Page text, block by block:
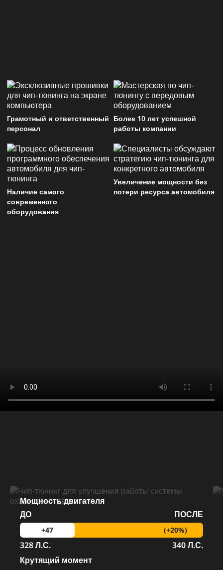
Грамотный и ответственный
персонал
Более 10 лет успешной
работы компании
Наличие самого
современного
оборудования
Увеличение мощности без
потери ресурса автомобиля
Мощность двигателя
ДО
ПОСЛЕ
+47 (+20%)
328 Л.С.
340 Л.С.
Крутящий момент